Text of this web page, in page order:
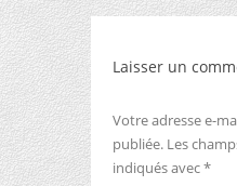
Laisser un
Votre adresse e-
publiée. Les
indiqués avec*